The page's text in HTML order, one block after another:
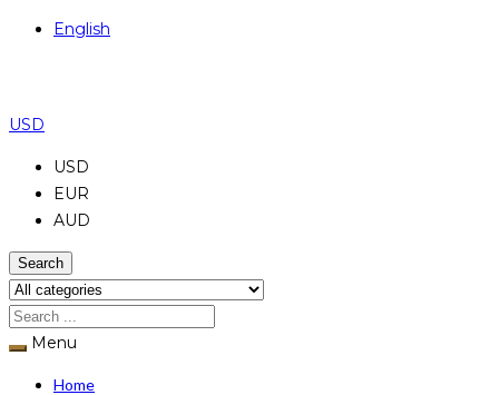
English
USD
USD
EUR
AUD
Search
Menu
Home